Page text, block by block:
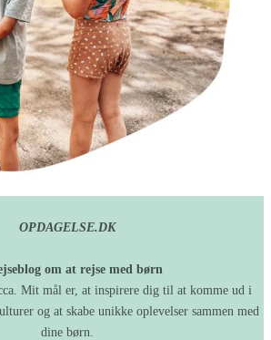
OPDAGELSE.DK
om at rejse med børn
Mit mål er, at inspirere dig til at komme ud i
og at skabe unikke oplevelser sammen med
dine børn.